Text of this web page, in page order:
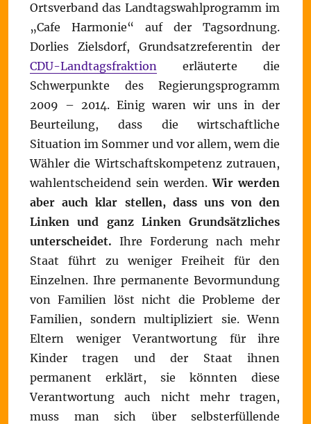
Ortsverband das Landtagswahlprogramm im
„Cafe Harmonie“ auf der Tagsordnung.
Dorlies Zielsdorf, Grundsatzreferentin der
CDU-Landtagsfraktion erläuterte die
Schwerpunkte des Regierungsprogramm
2009 – 2014. Einig waren wir uns in der
Beurteilung, dass die wirtschaftliche
Situation im Sommer und vor allem, wem die
Wähler die Wirtschaftskompetenz zutrauen,
wahlentscheidend sein werden.Wir werden
aber auch klar stellen, dass uns von den
Linken und ganz Linken Grundsätzliches
unterscheidet. Ihre Forderung nach mehr
Staat führt zu weniger Freiheit für den
Einzelnen. Ihre permanente Bevormundung
von Familien löst nicht die Probleme der
Familien, sondern multipliziert sie. Wenn
Eltern weniger Verantwortung für ihre
Kinder tragen und der Staat ihnen
permanent erklärt, sie könnten diese
Verantwortung auch nicht mehr tragen,
muss man sich über selbsterfüllende